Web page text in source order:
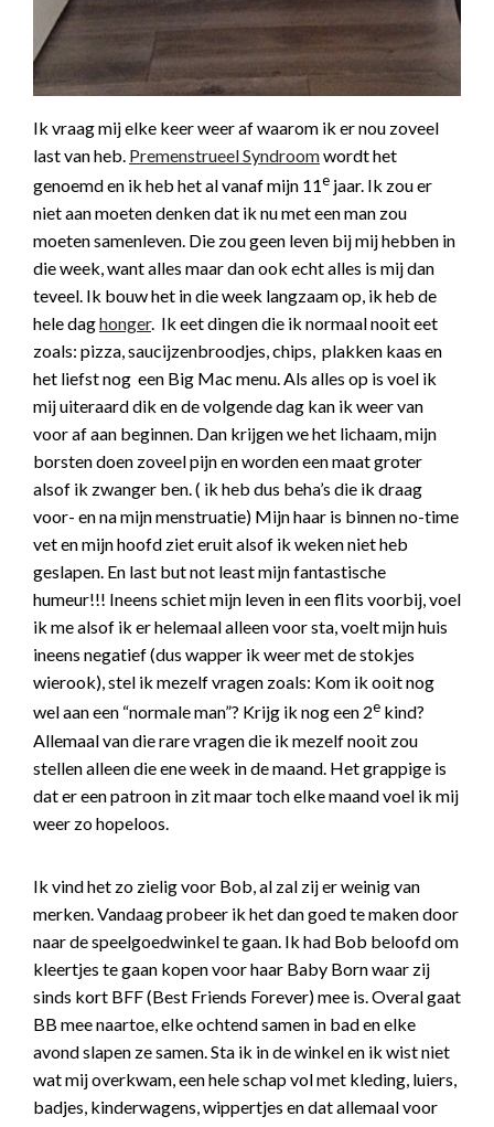
Ik vraag mij elke keer weer af waarom ik er nou zoveel
last van heb. Premenstrueel Syndroomwordt het
genoemd en ik heb het al vanaf mijn 11e jaar. Ik zou er
niet aan moeten denken dat ik nu met een man zou
moeten samenleven. Die zou geen leven bij mij hebben in
die week, want alles maar dan ook echt alles is mij dan
teveel. Ik bouw het in die week langzaam op, ik heb de
hele daghonger. Ik eet dingen die ik normaal nooit eet
zoals: pizza, saucijzenbroodjes, chips, plakken kaas en
het liefst nog een Big Mac menu. Als alles op is voel ik
mij uiteraard dik en de volgende dag kan ik weer van
voor af aan beginnen. Dan krijgen we het lichaam, mijn
borsten doen zoveel pijn en worden een maat groter
alsof ik zwanger ben. ( ik heb dus beha’s die ik draag
voor- en na mijn menstruatie) Mijn haar is binnen no-time
vet en mijn hoofd ziet eruit alsof ik weken niet heb
geslapen. En last but not least mijn fantastische
humeur!!! Ineens schiet mijn leven in een flits voorbij, voel
ik me alsof ik er helemaal alleen voor sta, voelt mijn huis
ineens negatief (dus wapper ik weer met de stokjes
wierook), stel ik mezelf vragen zoals: Kom ik ooit nog
wel aan een “normale man”? Krijg ik nog een 2e kind?
Allemaal van die rare vragen die ik mezelf nooit zou
stellen alleen die ene week in de maand. Het grappige is
dat er een patroon in zit maar toch elke maand voel ik mij
weer zo hopeloos.
Ik vind het zo zielig voor Bob, al zal zij er weinig van
merken. Vandaag probeer ik het dan goed te maken door
naar de speelgoedwinkel te gaan. Ik had Bob beloofd om
kleertjes te gaan kopen voor haar Baby Born waar zij
sinds kort BFF (Best Friends Forever) mee is. Overal gaat
BB mee naartoe, elke ochtend samen in bad en elke
avond slapen ze samen. Sta ik in de winkel en ik wist niet
wat mij overkwam, een hele schap vol met kleding, luiers,
badjes, kinderwagens, wippertjes en dat allemaal voor